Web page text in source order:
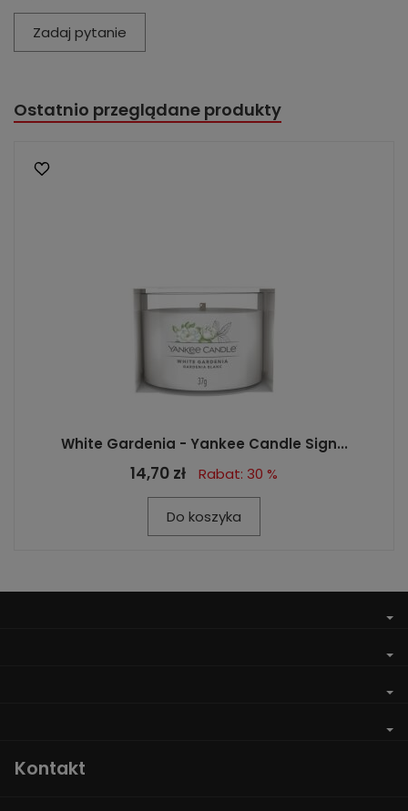
Zadaj pytanie
Ostatnio przeglądane produkty
White Gardenia - Yankee Candle Sign...
14,70 zł Rabat: 30 %
Do koszyka
Kontakt